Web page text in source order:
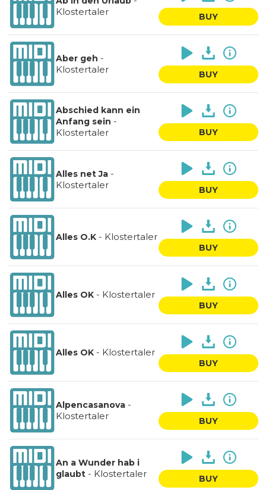
Klostertaler
BUY
Aber geh -
Klostertaler
BUY
Abschied kann ein
Anfang sein -
Klostertaler
BUY
Alles net Ja-
Klostertaler
BUY
Alles O.K- Klostertaler
BUY
Alles OK- Klostertaler
BUY
Alles OK- Klostertaler
BUY
Alpencasanova-
Klostertaler
BUY
An a Wunder hab i
glaubt- Klostertaler BUY